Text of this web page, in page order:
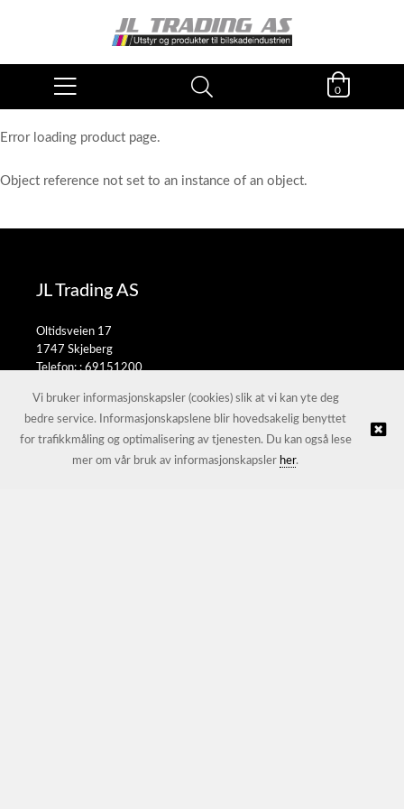
0
Error loading product page.
Object reference not set to an instance of an object.
JL Trading AS
Oltidsveien 17
1747 Skjeberg
Telefon: :69151200
© JL Trading AS |Nettbutikk levert av Kréatif
Vi bruker informasjonskapsler (cookies) slik at vi kan yte deg
bedre service. Informasjonskapslene blir hovedsakelig benyttet
for trafikkmåling og optimalisering av tjenesten. Du kan også lese
mer om vår bruk av informasjonskapsler her.